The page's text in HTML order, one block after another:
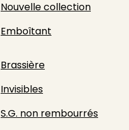
Nouvelle collection
Emboîtant
Brassière
Invisibles
S.G. non rembourrés